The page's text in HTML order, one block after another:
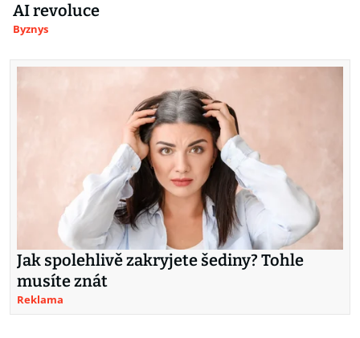
AI revoluce
Byznys
Jak spolehlivě zakryjete šediny? Tohle
musíte znát
Reklama